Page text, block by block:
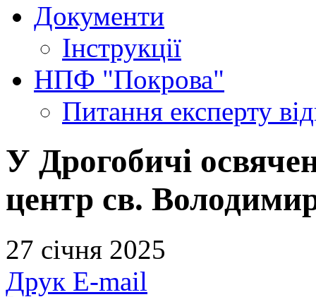
Документи
Інструкції
НПФ "Покрова"
Питання експерту
У Дрогобичі
центр св.
27 січня 2025
Друк E-mail